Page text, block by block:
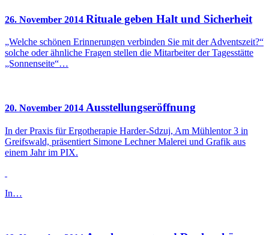
26. November 2014 Rituale geben Halt und Sicherheit
„Welche schönen Erinnerungen verbinden Sie mit der Adventszeit?“
solche oder ähnliche Fragen stellen die Mitarbeiter der Tagesstätte
„Sonnenseite“…
20. November 2014 Ausstellungseröffnung
In der Praxis für Ergotherapie Harder-Sdzuj, Am Mühlentor 3 in
Greifswald, präsentiert Simone Lechner Malerei und Grafik aus
einem Jahr im PIX.
In…